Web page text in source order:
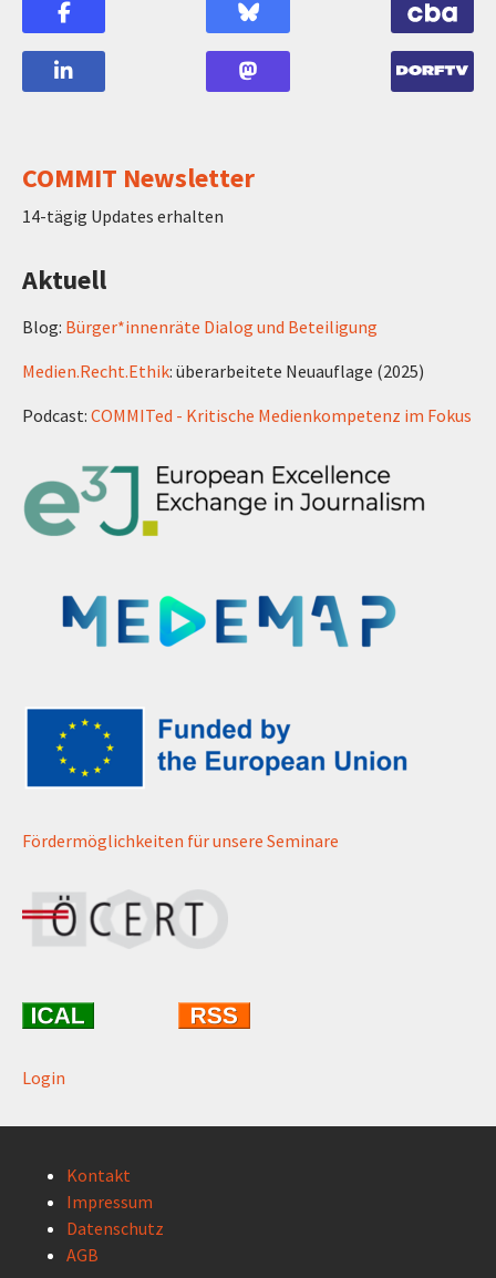
COMMIT Newsletter
14-tägig Updates erhalten
Aktuell
Blog: Bürger*innenräte Dialog und Beteiligung
Medien.Recht.Ethik: überarbeitete Neuauflage (2025)
Podcast: COMMITed - Kritische Medienkompetenz im Fokus
Fördermöglichkeiten für unsere Seminare
Login
Kontakt
Impressum
Datenschutz
AGB